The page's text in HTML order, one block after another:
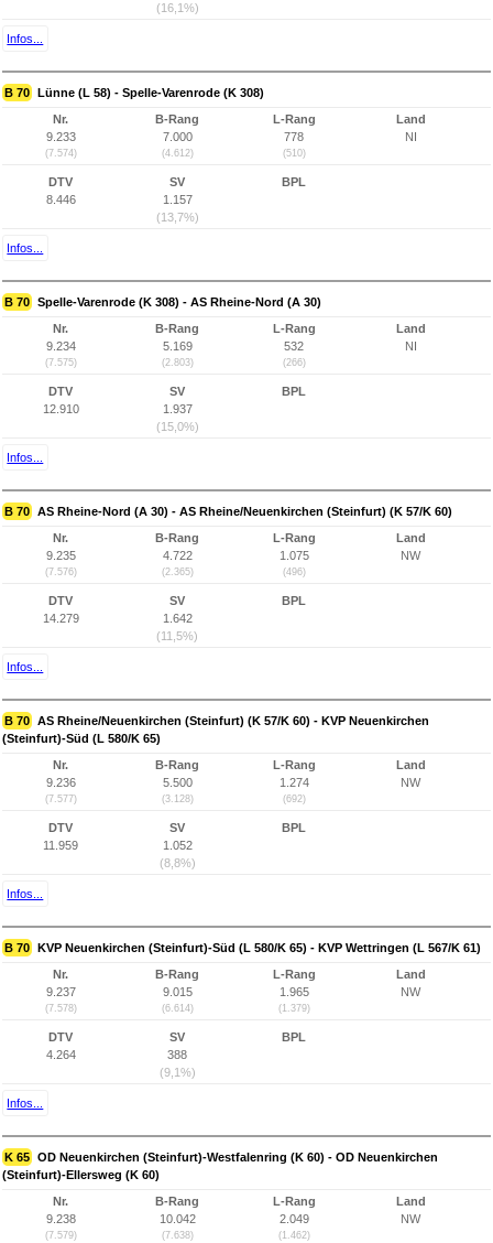
(16,1%)
Infos...
B 70 Lünne (L 58) - Spelle-Varenrode (K 308)
Nr.
9.233
(7.574)
B-Rang
7.000
(4.612)
L-Rang
778
(510)
Land
NI
DTV
8.446
SV
1.157
(13,7%)
BPL
Infos...
B 70 Spelle-Varenrode (K 308) - AS Rheine-Nord (A 30)
Nr.
9.234
(7.575)
B-Rang
5.169
(2.803)
L-Rang
532
(266)
Land
NI
DTV
12.910
SV
1.937
(15,0%)
BPL
Infos...
B 70 AS Rheine-Nord (A 30) - AS Rheine/Neuenkirchen (Steinfurt) (K 57/K 60)
Nr.
9.235
(7.576)
B-Rang
4.722
(2.365)
L-Rang
1.075
(496)
Land
NW
DTV
14.279
SV
1.642
(11,5%)
BPL
Infos...
B 70 AS Rheine/Neuenkirchen (Steinfurt) (K 57/K 60) - KVP Neuenkirchen
(Steinfurt)-Süd (L 580/K 65)
Nr.
9.236
(7.577)
B-Rang
5.500
(3.128)
L-Rang
1.274
(692)
Land
NW
DTV
11.959
SV
1.052
(8,8%)
BPL
Infos...
B 70 KVP Neuenkirchen (Steinfurt)-Süd (L 580/K 65) - KVP Wettringen (L 567/K 61)
Nr.
9.237
(7.578)
B-Rang
9.015
(6.614)
L-Rang
1.965
(1.379)
Land
NW
DTV
4.264
SV
388
(9,1%)
BPL
Infos...
K 65 OD Neuenkirchen (Steinfurt)-Westfalenring (K 60) - OD Neuenkirchen
(Steinfurt)-Ellersweg (K 60)
Nr.
9.238
(7.579)
B-Rang
10.042
(7.638)
L-Rang
2.049
(1.462)
Land
NW